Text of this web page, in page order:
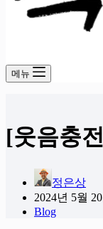
메뉴
[웃음충
정은상
2024년 5월
Blog